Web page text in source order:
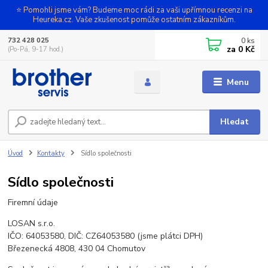
⭐ Pomohli jsme vám? Budeme moc rádi za vaši upřímnou recenzi na
Heureka.cz. Vaše zkušenost pomůže ostatním zákazníkům.
Menu
Hledat
732 428 025
(Po-Pá, 9-17 hod.)
0 ks
za 0 Kč
Úvod Kontakty Sídlo společnosti
Sídlo společnosti
Firemní údaje
LOSAN s.r.o.
IČO: 64053580, DIČ: CZ64053580 (jsme plátci DPH)
Březenecká 4808, 430 04 Chomutov